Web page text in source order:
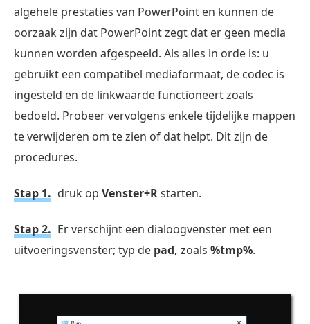
algehele prestaties van PowerPoint en kunnen de
oorzaak zijn dat PowerPoint zegt dat er geen media
kunnen worden afgespeeld. Als alles in orde is: u
gebruikt een compatibel mediaformaat, de codec is
ingesteld en de linkwaarde functioneert zoals
bedoeld. Probeer vervolgens enkele tijdelijke mappen
te verwijderen om te zien of dat helpt. Dit zijn de
procedures.
Stap 1. druk op Venster+Rstarten.
Stap 2. Er verschijnt een dialoogvenster met een
uitvoeringsvenster; typ de pad, zoals %tmp%.